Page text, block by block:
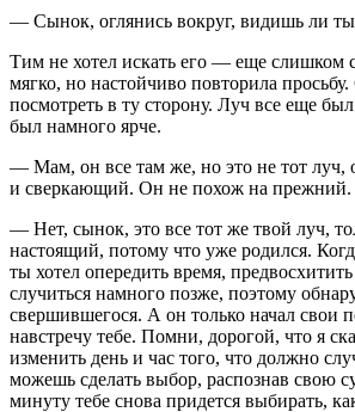
— Сынок, оглянись вокруг, видишь ли ты
Тим не хотел искать его — еще слишком
мягко, но настойчиво повторила
посмотреть в ту сторону. Луч все еще
был намного ярче.
— Мам, он все там же, но это не тот луч,
и сверкающий. Он не похож на прежний.
— Нет, сынок, это все тот же твой луч,
настоящий, потому что уже родился.
ты хотел опередить время,
случиться намного позже, поэтому
свершившегося. А он только начал свои
навстречу тебе. Помни, дорогой, что я
изменить день и час того, что должно
можешь сделать выбор, распознав свою
минуту тебе снова придется выбирать,